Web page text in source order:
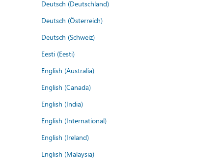
Deutsch (Deutschland)
Deutsch (Österreich)
Deutsch (Schweiz)
Eesti (Eesti)
English (Australia)
English (Canada)
English (India)
English (International)
English (Ireland)
English (Malaysia)